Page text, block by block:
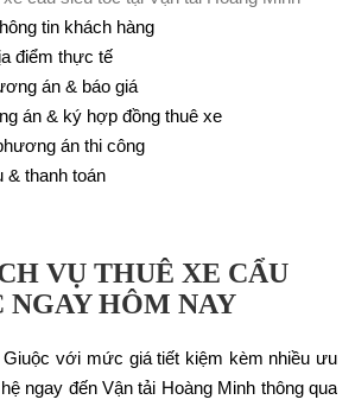
tin khách hàng
điểm thực tế
án & báo giá
án & ký hợp đồng thuê xe
án thi công
& thanh toán
VỤ THUÊ XE CẨU
NGAY HÔM NAY
với mức giá tiết kiệm kèm nhiều ưu
ngay đến Vận tải Hoàng Minh thông qua